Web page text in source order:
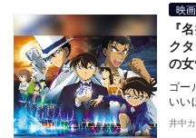
映画
『
ク
の
ゴー
いい
偵コ
心と
井中